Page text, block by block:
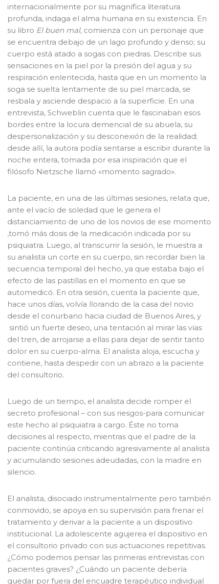
internacionalmente por su magnífica literatura
profunda, indaga el alma humana en su existencia. En
su libro El buen mal, comienza con un personaje que
se encuentra debajo de un lago profundo y denso; su
cuerpo está atado a sogas con piedras. Describe sus
sensaciones en la piel por la presión del agua y su
respiración enlentecida, hasta que en un momento la
soga se suelta lentamente de su piel marcada, se
resbala y asciende despacio a la superficie. En una
entrevista, Schweblin cuenta que le fascinaban esos
bordes entre la locura demencial de su abuela, su
despersonalización y su desconexión de la realidad;
desde allí, la autora podía sentarse a escribir durante la
noche entera, tomada por esa inspiración que el
filósofo Nietzsche llamó «momento sagrado».
La paciente, en una de las últimas sesiones, relata que,
ante el vacío de soledad que le genera el
distanciamiento de uno de los novios de ese momento
,tomó más dosis de la medicación indicada por su
psiquiatra. Luego, al transcurrir la sesión, le muestra a
su analista un corte en su cuerpo, sin recordar bien la
secuencia temporal del hecho, ya que estaba bajo el
efecto de las pastillas en el momento en que se
automedicó. En otra sesión, cuenta la paciente que,
hace unos días, volvía llorando de la casa del novio
desde el conurbano hacia ciudad de Buenos Aires, y
sintió un fuerte deseo, una tentación al mirar las vías
del tren, de arrojarse a ellas para dejar de sentir tanto
dolor en su cuerpo-alma. El analista aloja, escucha y
contiene, hasta despedir con un abrazo a la paciente
del consultorio.
Luego de un tiempo, el analista decide romper el
secreto profesional – con sus riesgos-para comunicar
este hecho al psiquiatra a cargo. Éste no toma
decisiones al respecto, mientras que el padre de la
paciente continúa criticando agresivamente al analista
y acumulando sesiones adeudadas, con la madre en
silencio.
El analista, disociado instrumentalmente pero también
conmovido, se apoya en su supervisión para frenar el
tratamiento y derivar a la paciente a un dispositivo
institucional. La adolescente agujerea el dispositivo en
el consultorio privado con sus actuaciones repetitivas.
¿Cómo podemos pensar las primeras entrevistas con
pacientes graves? ¿Cuándo un paciente debería
quedar por fuera del encuadre terapéutico individual